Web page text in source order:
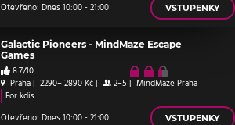
Otevřeno: Dnes 10:00 - 21:00
VSTUPENKY
Galactic Pioneers - MindMaze Escape
Games
8.7/10
Praha| 2290– 2890 Kč| 2–5 | MindMaze Praha
For kdis
Otevřeno: Dnes 10:00 - 21:00
VSTUPENKY